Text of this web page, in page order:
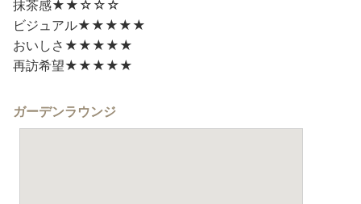
抹茶感★★☆☆☆
ビジュアル★★★★★
おいしさ★★★★★
再訪希望★★★★★
ガーデンラウンジ